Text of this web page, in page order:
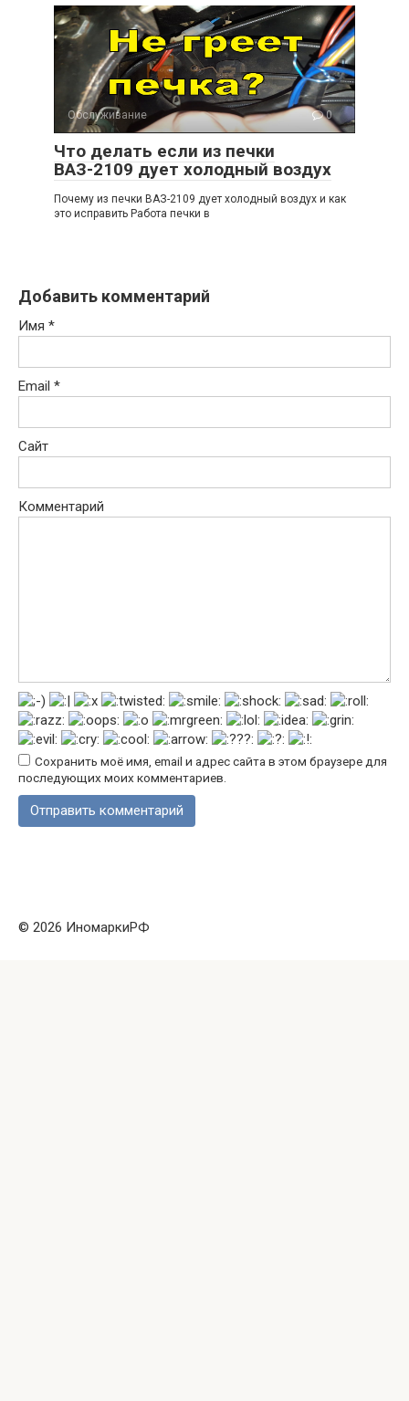
Обслуживание 0
Что делать если из печки
ВАЗ-2109 дует холодный воздух
Почему из печки ВАЗ-2109 дует холодный воздух и как
это исправить Работа печки в
Добавить комментарий
Имя *
Email *
Сайт
Комментарий
Сохранить моё имя, email и адрес сайта в этом браузере для
последующих моих комментариев.
© 2026 ИномаркиРФ